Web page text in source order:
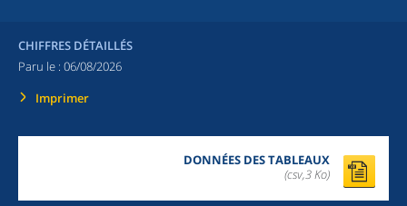
CHIFFRES DÉTAILLÉS
Paru le : 06/08/2026
Imprimer
DONNÉES DES TABLEAUX
(csv,3 Ko)